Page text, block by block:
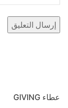
عطاء GIVING